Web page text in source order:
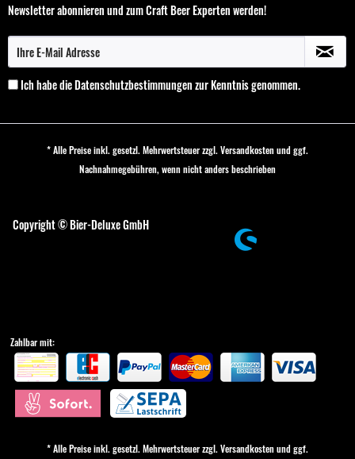
Newsletter abonnieren und zum Craft Beer Experten werden!
Ich habe dieDatenschutzbestimmungenzur Kenntnis genommen.
* Alle Preise inkl. gesetzl. Mehrwertsteuer zzgl. Versandkostenund ggf.
Nachnahmegebühren, wenn nicht anders beschrieben
Copyright © Bier-Deluxe GmbH
Zahlbar mit:
* Alle Preise inkl. gesetzl. Mehrwertsteuer zzgl. Versandkostenund ggf.